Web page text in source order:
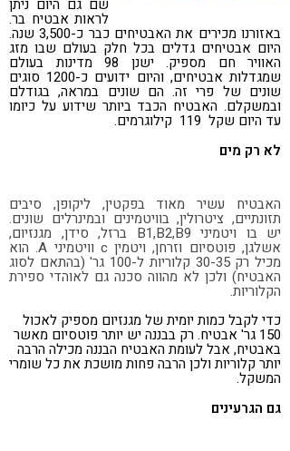
שם גם היום ניתן
לראות אבטיח בר.
באזורנו מכירים את האבטיחים כבר כ-3,500 שנה.
היום אבטיחים גדלים בכל חלק בעולם שבו מזג
האוויר חם מספיק. ישנן 98 מדינות בעולם
שמגדלות אבטיחים, והיום ידועים כ-1200 סוגים
שונים של פרי זה. הם שונים במראה, בגודלם
ובמשקלם. האבטיח הכבד ביותר שידוע על כיומו
עד היום שקל 119 קילוגרמים.
לא רק מים
האבטיח עשיר מאוד בפקטין, ליקופן, סיבים
תזונתיים, ציטרולין, בוויטמינים ובמינרלים שונים.
יש בו ויטמיני B1,B2,B9 ברזל, סידן, מגנזיום,
אשלגן, פוטסיום וזרחן, ויטמין c וויטמיני A. הוא
מכיל רק 30-35 קלוריות ל-100 גר' (בהתאם לסוג
האבטיח) ולכן לא מהווה סכנה גם לאוהדי ספירת
הקלוריות.
כדי לקבל כמות יומית של מגנזיום מספיק לאכול
150 גר' אבטיח. רק בבננה יש יותר פוטסיום מאשר
באבטיח, אבל לעומת האבטיח הבננה מכילה הרבה
יותר קלוריות ולכן הרבה פחות מושכת את כל שומרי
המשקל.
גם הגרעינים